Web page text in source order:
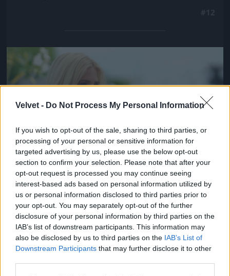
Velvet - Do Not Process My Personal Information
If you wish to opt-out of the sale, sharing to third parties, or
processing of your personal or sensitive information for
targeted advertising by us, please use the below opt-out
section to confirm your selection. Please note that after your
opt-out request is processed you may continue seeing
interest-based ads based on personal information utilized by
us or personal information disclosed to third parties prior to
your opt-out. You may separately opt-out of the further
disclosure of your personal information by third parties on the
IAB’s list of downstream participants. This information may
also be disclosed by us to third parties on the IAB’s List of
Downstream Participants that may further disclose it to other
Jön még kép!
Vagy hogy
igazából ő nem papucs, neki erre van szüksége.
Itt Vivien éppen azt javasolja, hogyvegyenek egy hajót.
#13